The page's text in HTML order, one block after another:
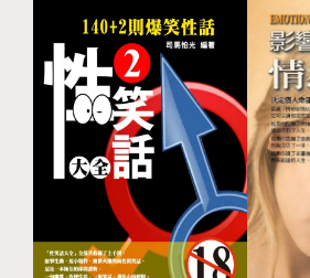
有用的事、記那些不好的事，記一
因為這樣，所以我才會說：忘了總
嗎？
算了吧！忘了吧！丟掉那些不該記
苦也將跟著被丟掉，如此你的生命
一陣清涼的微風掠過皎潔的明月
擾，那樣的清涼流暢。
作者簡介